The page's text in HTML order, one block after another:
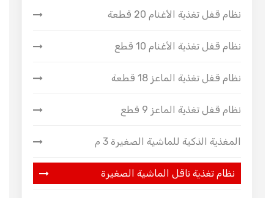
نظام قفل تغذية الأغنام 20 قطعة
نظام قفل تغذية الأغنام 10 قطع
نظام قفل تغذية الماعز 18 قطعة
نظام قفل تغذية الماعز 9 قطع
المغذية الذكية للماشية الصغيرة 3 م
نظام تغذية ناقل الماشية الصغيرة